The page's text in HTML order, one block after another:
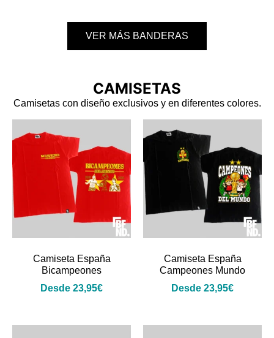
VER MÁS BANDERAS
CAMISETAS
Camisetas con diseño exclusivos y en diferentes colores.
Camiseta España
Bicampeones
Desde 23,95€
Camiseta España
Campeones Mundo
Desde 23,95€